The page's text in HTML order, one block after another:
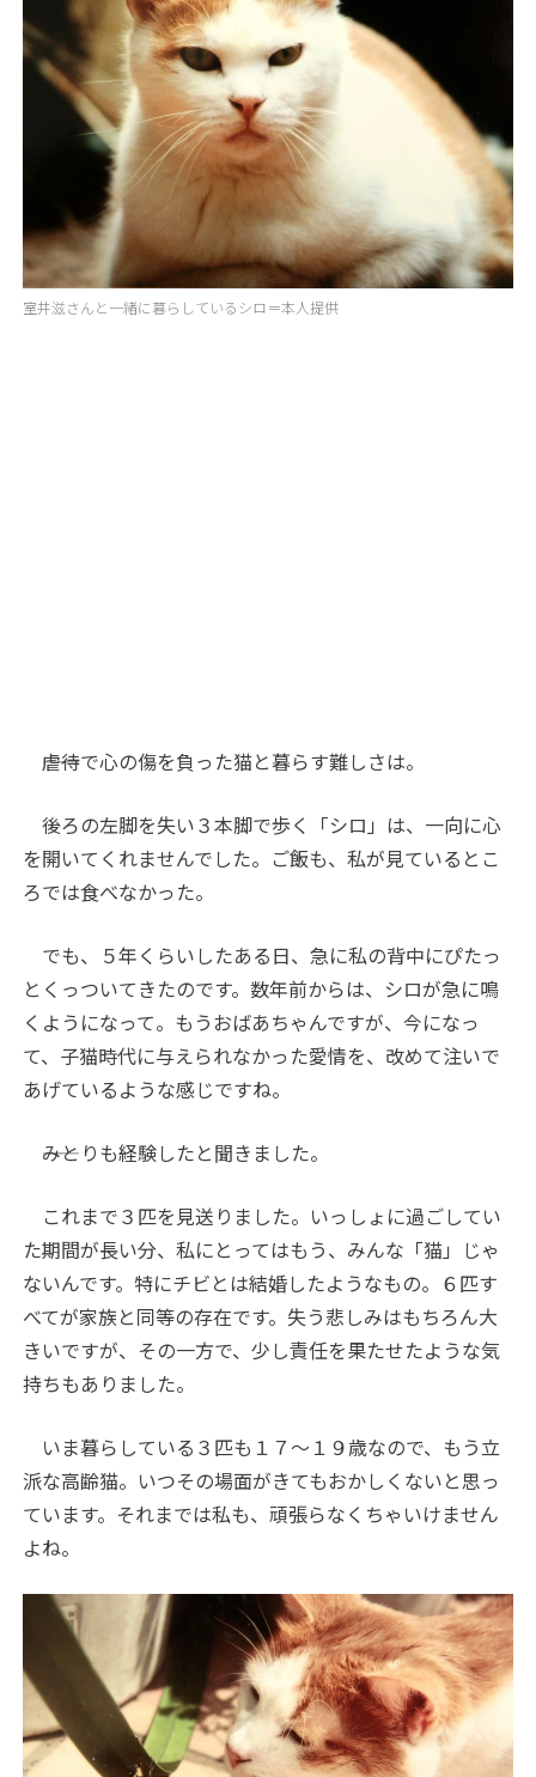
室井滋さんと一緒に暮らしているシロ＝本人提供
――虐待で心の傷を負った猫と暮らす難しさは。
後ろの左脚を失い３本脚で歩く「シロ」は、一向に心
を開いてくれませんでした。ご飯も、私が見ているとこ
ろでは食べなかった。
でも、５年くらいしたある日、急に私の背中にぴたっ
とくっついてきたのです。数年前からは、シロが急に鳴
くようになって。もうおばあちゃんですが、今になっ
て、子猫時代に与えられなかった愛情を、改めて注いで
あげているような感じですね。
――みとりも経験したと聞きました。
これまで３匹を見送りました。いっしょに過ごしてい
た期間が長い分、私にとってはもう、みんな「猫」じゃ
ないんです。特にチビとは結婚したようなもの。６匹す
べてが家族と同等の存在です。失う悲しみはもちろん大
きいですが、その一方で、少し責任を果たせたような気
持ちもありました。
いま暮らしている３匹も１７～１９歳なので、もう立
派な高齢猫。いつその場面がきてもおかしくないと思っ
ています。それまでは私も、頑張らなくちゃいけません
よね。